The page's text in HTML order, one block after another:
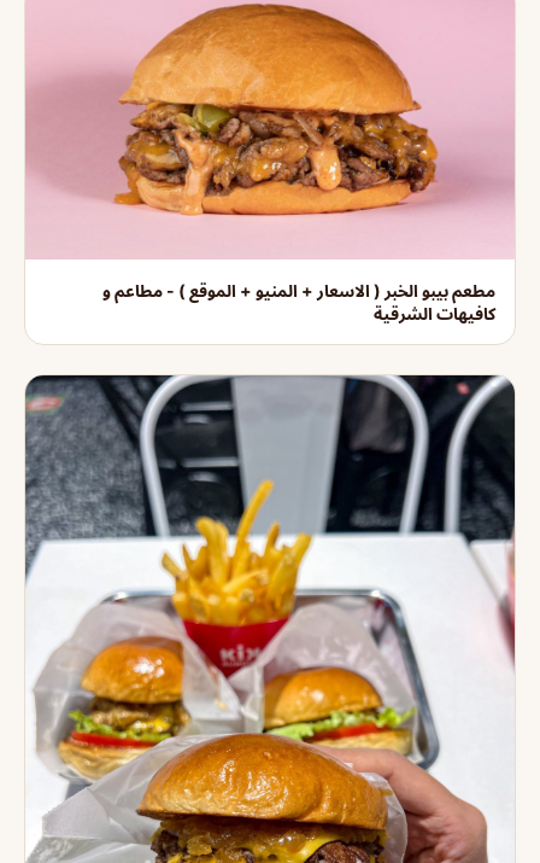
مطعم بيبو الخبر ( الاسعار + المنيو + الموقع ) - مطاعم و
كافيهات الشرقية